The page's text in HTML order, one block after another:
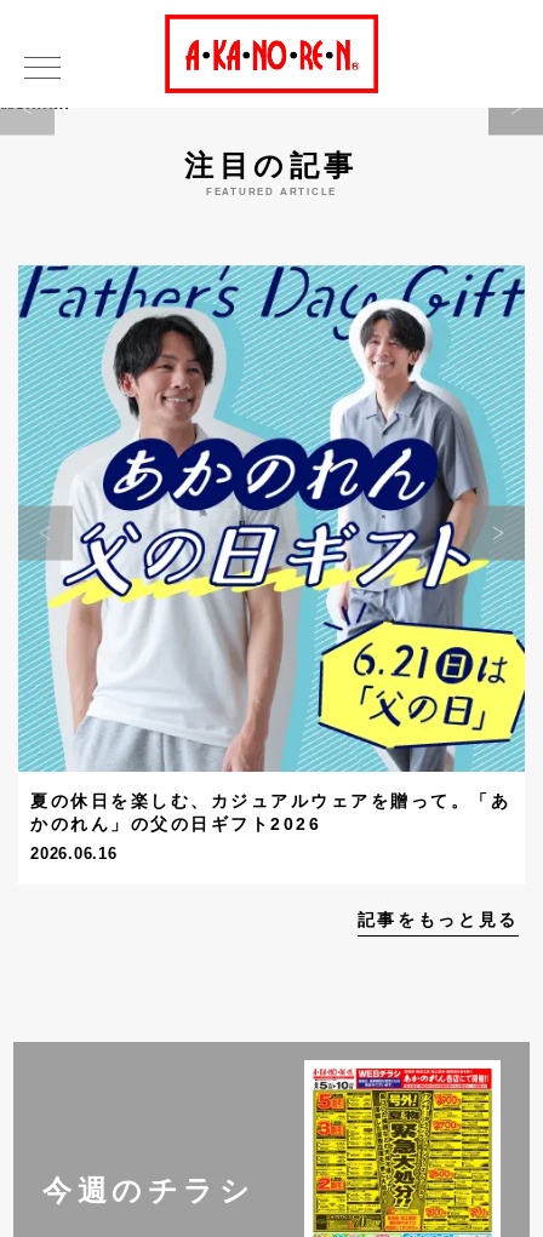
Warning
注目の記事
FEATURED ARTICLE
夏の休日を楽しむ、カジュアルウェアを贈って。「あ
かのれん」の父の日ギフト2026
2026.06.16
記事をもっと見る
今週のチラシ